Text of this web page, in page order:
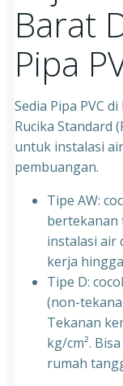
Barat
Pipa
Sedia Pipa PVC
Rucika Standard
untuk instalasi
pembuangan.
Tipe AW:
bertekanan
instalasi air
kerja
Tipe D:
(non-
Tekanan
kg/cm².
rumah